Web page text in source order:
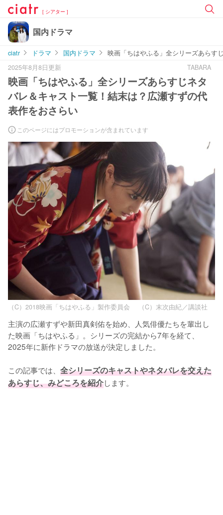
[ シアター ]
国内ドラマ
ciatr ドラマ 国内ドラマ
映画「ちはやふる」全シリーズあらす
2025年8月8日更新
TABARA
映画「ちはやふる」全シリーズあらすじネタ
バレ＆キャスト一覧！結末は？広瀬すずの代
表作をおさらい
このページにはプロモーションが含まれています
（C）2018映画「ちはやふる」製作委員会 （C）末次由紀／講談社
主演の広瀬すずや新田真剣佑を始め、人気俳優たちを輩出し
た映画「ちはやふる」。シリーズの完結から7年を経て、
2025年に新作ドラマの放送が決定しました。
この記事では、 全シリーズのキャストやネタバレを交えた
あらすじ、みどころを紹介します。